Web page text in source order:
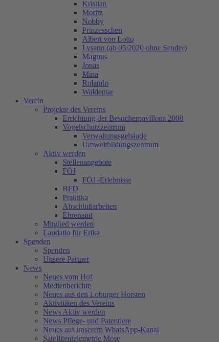
Kristian
Moritz
Nobby
Prinzesschen
Albert von Lotto
Lysann (ab 05/2020 ohne Sender)
Magnus
Jonas
Mina
Rolando
Waldemar
Verein
Projekte des Vereins
Errichtung der Besucherpavillons 2008
Vogelschutzzentrum
Verwaltungsgebäude
Umweltbildungszentrum
Aktiv werden
Stellenangebote
FÖJ
FÖJ -Erlebnisse
BFD
Praktika
Abschlußarbeiten
Ehrenamt
Mitglied werden
Laudatio für Erika
Spenden
Spenden
Unsere Partner
News
Neues vom Hof
Medienberichte
Neues aus den Loburger Horsten
Aktivitäten des Vereins
News Aktiv werden
News Pflege- und Patentiere
Neues aus unserem WhatsApp-Kanal
Satellitentelemetrie Mose